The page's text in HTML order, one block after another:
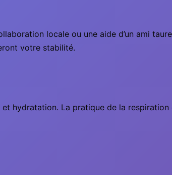
locale ou une aide d’un ami
votre stabilité.
hydratation. La pratique de la